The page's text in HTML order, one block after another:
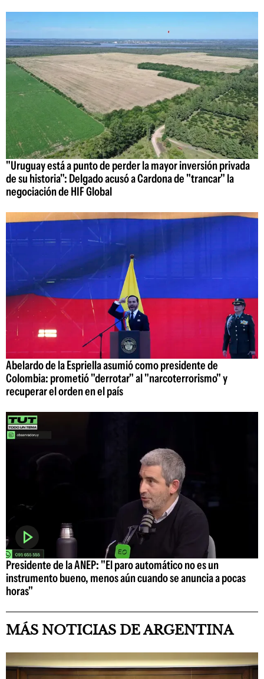
"Uruguay está a punto de perder la mayor inversión privada
de su historia": Delgado acusó a Cardona de "trancar" la
negociación de HIF Global
Abelardo de la Espriella asumió como presidente de
Colombia: prometió "derrotar" al "narcoterrorismo" y
recuperar el orden en el país
Presidente de la ANEP: "El paro automático no es un
instrumento bueno, menos aún cuando se anuncia a pocas
horas"
MÁS NOTICIAS DE ARGENTINA